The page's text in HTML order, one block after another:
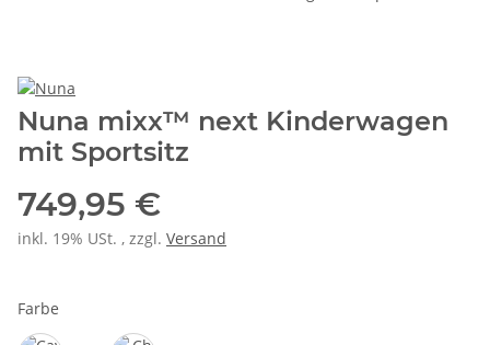
Nuna mixx™ next Kinderwagen
mit Sportsitz
749,95 €
inkl. 19% USt. , zzgl. Versand
Farbe